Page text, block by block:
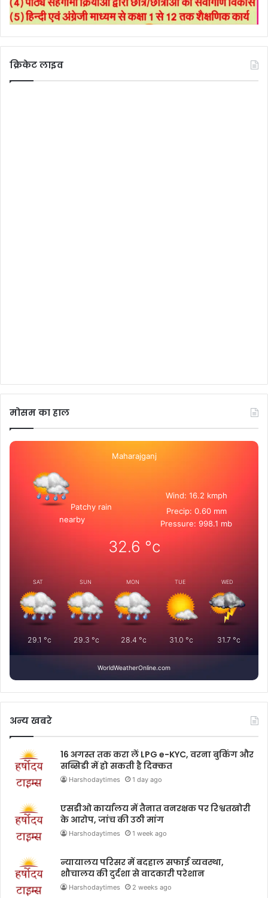
क्रिकेट लाइव
मोसम का हाल
Maharajganj
Patchy rain
nearby
Wind: 16.2 kmph
Precip: 0.60 mm
Pressure: 998.1 mb
32.6 °c
SAT
29.1 °c
SUN
29.3 °c
MON
28.4 °c
TUE
31.0 °c
WED
31.7°c
WorldWeatherOnline.com
अन्य खबरे
16 अगस्त तक करा लें LPG e-KYC, वरना बुकिंग और
सब्सिडी में हो सकती है दिक्कत
Harshodaytimes 1 day ago
एसडीओ कार्यालय में तैनात वनरक्षक पर रिश्वतखोरी
के आरोप, जांच की उठी मांग
Harshodaytimes 1 week ago
न्यायालय परिसर में बदहाल सफाई व्यवस्था,
शौचालय की दुर्दशा से वादकारी परेशान
Harshodaytimes 2 weeks ago